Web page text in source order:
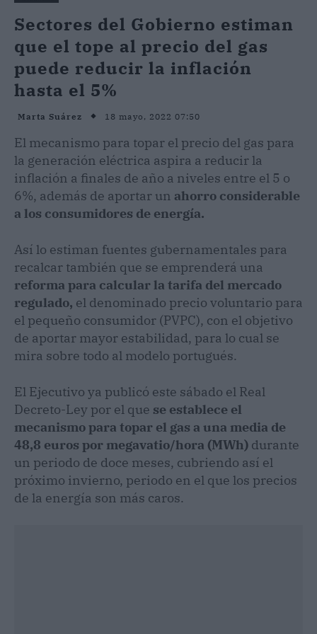
Sectores del Gobierno estiman
que el tope al precio del gas
puede reducir la inflación
hasta el 5%
Marta Suárez 18 mayo, 2022 07:50
El mecanismo para topar el precio del gas para
la generación eléctrica aspira a reducir la
inflación a finales de año a niveles entre el 5 o
6%, además de aportar un ahorro considerable
a los consumidores de energía.
Así lo estiman fuentes gubernamentales para
recalcar también que se emprenderá una
reforma para calcular la tarifa del mercado
regulado, el denominado precio voluntario para
el pequeño consumidor (PVPC), con el objetivo
de aportar mayor estabilidad, para lo cual se
mira sobre todo al modelo portugués.
El Ejecutivo ya publicó este sábado el Real
Decreto-Ley por el que se establece el
mecanismo para topar el gas a una media de
48,8 euros por megavatio/hora (MWh) durante
un periodo de doce meses, cubriendo así el
próximo invierno, periodo en el que los precios
de la energía son más caros.